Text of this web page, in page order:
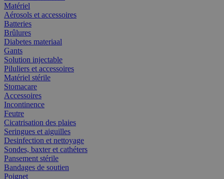
Matériel
Aérosols et accessoires
Batteries
Brûlures
Diabetes materiaal
Gants
Solution injectable
Piluliers et accessoires
Matériel stérile
Stomacare
Accessoires
Incontinence
Feutre
Cicatrisation des plaies
Seringues et aiguilles
Desinfection et nettoyage
Sondes, baxter et cathéters
Pansement stérile
Bandages de soutien
Poignet